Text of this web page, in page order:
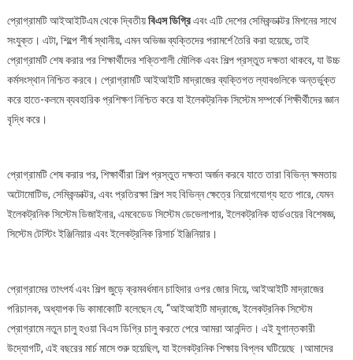
আমন্ত্রণ
জানিয়েছে,
প্রোগ্রামটি আইআইটিএম থেকে দ্বিতীয়বিএস ডিগ্রিএবং এটি দেশের সেমিকন্ডাক্টর মিশনের সাথে
সংযুক্ত। এটা, শিল্পে শীর্ষ স্থানীয়, এমন অভিজ্ঞ ব্যক্তিদের পরামর্শে তৈরি করা হয়েছে, তাই
প্রোগ্রামটি শেষ করার পর শিক্ষার্থীদের শক্তিশালী মৌলিক এবং শিল্প প্রস্তুত দক্ষতা থাকবে, যা উচ্চ
কর্মসংস্থান নিশ্চিত করবে। প্রোগ্রামটি আইআইটি মাদ্রাজের ব্যক্তিগত ল্যাবগুলিকে অন্তর্ভুক্ত
করে হাতে-কলমে ব্যবহারিক প্রশিক্ষণ নিশ্চিত করে যা ইলেকট্রনিক সিস্টেম সম্পর্কে শিক্ষীর্থীদের জ্ঞান
বৃদ্ধি করে।
প্রোগ্রামটি শেষ করার পর, শিক্ষার্থীরা শিল্প প্রস্তুত দক্ষতা অর্জন করবে যাতে তারা বিভিন্ন ক্ষমতায়
অটোমোটিভ, সেমিকন্ডাক্টর, এবং প্রতিরক্ষা শিল্প সহ বিভিন্ন ক্ষেত্রে নিয়োগযোগ্য হতে পারে, যেমন
ইলেকট্রনিক সিস্টেম ডিজাইনার, এমবেডেড সিস্টেম ডেভেলাপার, ইলেকট্রনিক হার্ডওয়ের বিশেষজ্ঞ,
সিস্টেম টেস্টিং ইঞ্জিনিয়ার এবং ইলেকট্রনিক রিসার্চ ইঞ্জিনিয়ার।
প্রোগ্রামের তাৎপর্য এবং শিল্প জুড়ে ক্রমবর্ধমান চাহিদার ওপর জোর দিয়ে, আইআইটি মাদ্রাজের
পরিচালক, অধ্যাপক ভি কামাকোটি বলেছেন যে, “আইআইটি মাদ্রাজে, ইলেকট্রনিক সিস্টেম
প্রোগ্রামে নতুন চালু হওয়া বিএস ডিগ্রি চালু করতে পেরে আমরা আনন্দিত। এই যুগান্তকারী
উদ্যোগটি, এই বছরের মার্চ মাসে শুরু হয়েছিল, যা ইলেকট্রনিক শিক্ষায় বিপ্লব ঘটিয়েছে ।আমাদের